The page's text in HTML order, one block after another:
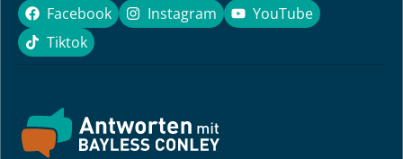
Facebook
Facebook Instagram
Instagram YouTube
YouTube
Tiktok
Tiktok